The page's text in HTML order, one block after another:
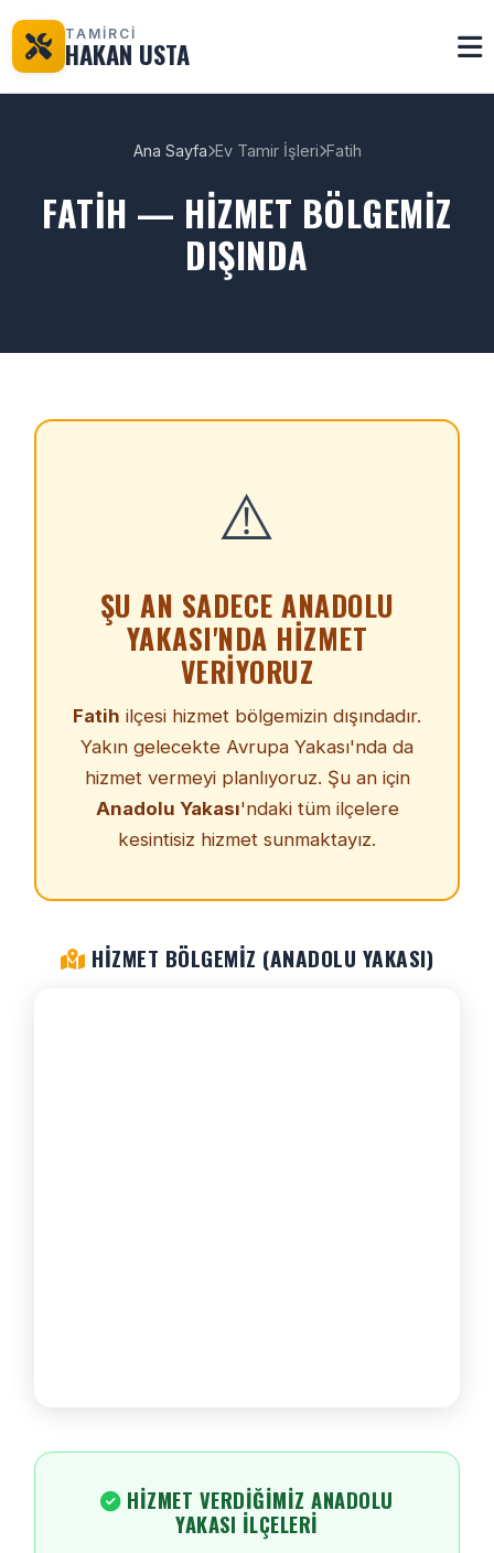
TAMİRCİ
HAKAN USTA
Ana Sayfa Ev Tamir İşleri Fatih
FATIH — HIZMET BÖLGEMIZ
DIŞINDA
⚠️
ŞU AN SADECE ANADOLU
YAKASI'NDA HIZMET
VERIYORUZ
Fatih ilçesi hizmet bölgemizin dışındadır.
Yakın gelecekte Avrupa Yakası'nda da
hizmet vermeyi planlıyoruz. Şu an için
Anadolu Yakası'ndaki tüm ilçelere
kesintisiz hizmet sunmaktayız.
HIZMET BÖLGEMIZ (ANADOLU YAKASI)
HIZMET VERDIĞIMIZ ANADOLU
YAKASI İLÇELERI